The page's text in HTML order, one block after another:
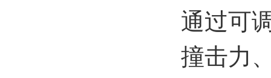
通过可
撞击力